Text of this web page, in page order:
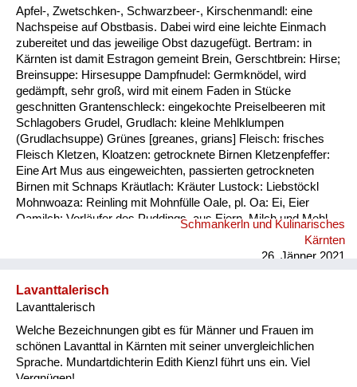
Apfel-, Zwetschken-, Schwarzbeer-, Kirschenmandl: eine
Nachspeise auf Obstbasis. Dabei wird eine leichte Einmach
zubereitet und das jeweilige Obst dazugefügt. Bertram: in
Kärnten ist damit Estragon gemeint Brein, Gerschtbrein: Hirse;
Breinsuppe: Hirsesuppe Dampfnudel: Germknödel, wird
gedämpft, sehr groß, wird mit einem Faden in Stücke
geschnitten Grantenschleck: eingekochte Preiselbeeren mit
Schlagobers Grudel, Grudlach: kleine Mehlklumpen
(Grudlachsuppe) Grünes [greanes, grians] Fleisch: frisches
Fleisch Kletzen, Kloatzen: getrocknete Birnen Kletzenpfeffer:
Eine Art Mus aus eingeweichten, passierten getrockneten
Birnen mit Schnaps Kräutlach: Kräuter Lustock: Liebstöckl
Mohnwoaza: Reinling mit Mohnfülle Oale, pl. Oa: Ei, Eier
Oamilch: Vorläufer des Puddings, aus Eiern, Milch und Mehl
Piggalan: Weihnachtsgericht im Lavanttal, Mohnwoaza mit
einem Saft aus Dörrobst und Schnaps übergossen Plentn:
Schmankerln und Kulinarisches
Kärnten
26. Jänner 2021
Lavanttalerisch
Lavanttalerisch
Welche Bezeichnungen gibt es für Männer und Frauen im
schönen Lavanttal in Kärnten mit seiner unvergleichlichen
Sprache. Mundartdichterin Edith Kienzl führt uns ein. Viel
Vergnügen!